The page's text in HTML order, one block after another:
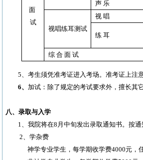
面
试
声 乐
视唱练耳测试
视 唱
练 耳
综 合 面 试
5、考生须凭准考证进入考场。准考证上注
6、 加试：除了规定的考试要求外，擅长其
八、录取与入学
1、我院将在8 月中旬发出录取通知书。按
2、学杂费
神学专业学生，每学期收学费4000元，